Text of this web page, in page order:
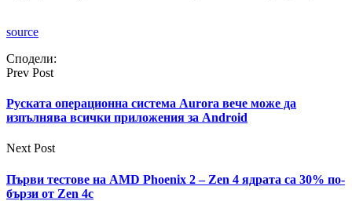
source
Сподели:
Prev Post
Руската операционна система Aurora вече може да
изпълнява всички приложения за Android
Next Post
Първи тестове на AMD Phoenix 2 – Zen 4 ядрата са 30% по-
бързи от Zen 4c